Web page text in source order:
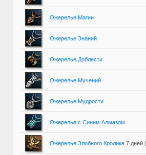
Ожерелье Магии
Ожерелье Знаний
Ожерелье Доблести
Ожерелье Мучений
Ожерелье Мудрости
Ожерелье с Синим Алмазом
Ожерелье Злобного Кролика 7 дней